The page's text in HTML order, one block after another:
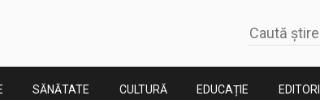
SĂNĂTATE CULTURĂ EDUCAȚIE